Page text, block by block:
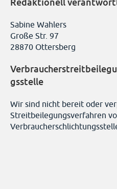
Sabine Wahlers
Große Str. 97
28870 Ottersberg
gsstelle
Wir sind nicht bereit oder
Streitbeilegungsverfahren